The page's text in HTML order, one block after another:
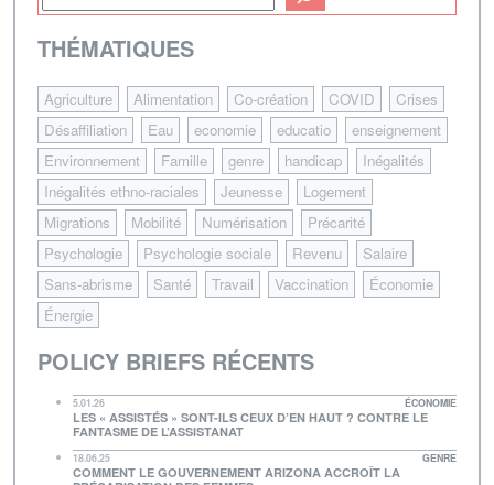
THÉMATIQUES
Agriculture Alimentation Co-création COVID
Crises
Désaffiliation
Eau economie educatio
enseignement
Environnement
Famille genre handicap
Inégalités
Inégalités ethno-raciales
Jeunesse
Logement
Migrations
Mobilité Numérisation
Précarité
Psychologie
Psychologie sociale Revenu
Salaire
Sans-abrisme
Santé Travail Vaccination
Économie
Énergie
POLICY BRIEFS RÉCENTS
5.01.26 ÉCONOMIE
LES « ASSISTÉS » SONT-ILS CEUX D’EN HAUT ? CONTRE LE
FANTASME DE L’ASSISTANAT
18.06.25 GENRE
COMMENT LE GOUVERNEMENT ARIZONA ACCROÎT LA